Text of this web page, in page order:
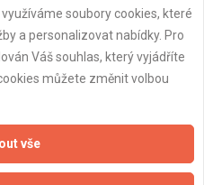
soubory cookies, které
a personalizovat nabídky. Pro
Váš souhlas, který vyjádříte
můžete změnit volbou
vše